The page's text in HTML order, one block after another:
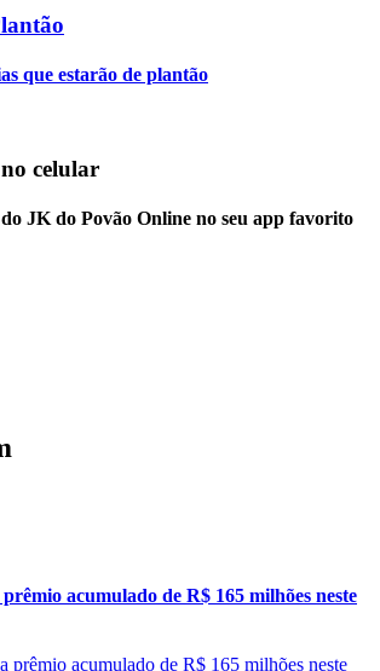
que estarão de plantão
no celular
JK do Povão Online no seu app favorito
acumulado de R$ 165 milhões neste